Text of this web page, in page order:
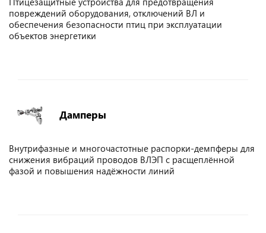
повреждений оборудования, отключений ВЛ и
обеспечения безопасности птиц при эксплуатации
объектов энергетики
Дамперы
Внутрифазные и многочастотные распорки-демпферы для
снижения вибраций проводов ВЛЭП с расщеплённой
фазой и повышения надёжности линий